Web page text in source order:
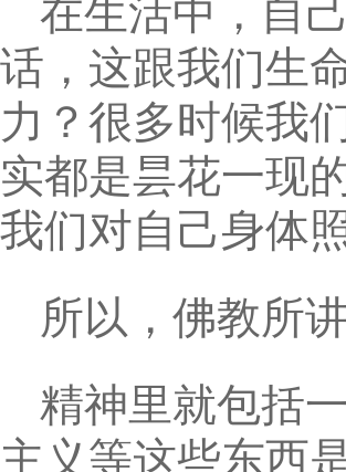
在生活中，自
话，这跟我们生
力？很多时候我
实都是昙花一现
我们对自己身体
所以，佛教所
精神里就包括
主义等这些东西